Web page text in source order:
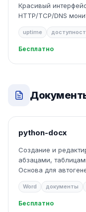
Красивый
HTTP/TCP/DNS
uptime
Бесплатно
python-docx
Создание и
абзацами,
Основа для
Word документы
Бесплатно